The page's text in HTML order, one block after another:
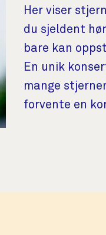
Her viser
du sjeldent
bare kan
En unik
mange
forvente en